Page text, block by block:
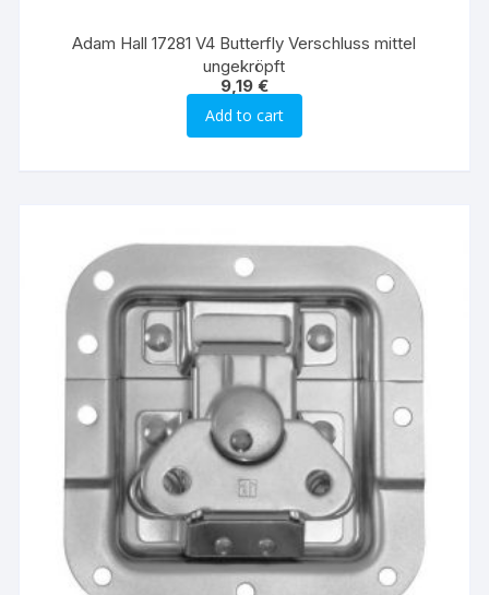
Adam Hall 17281 V4 Butterfly Verschluss mittel
ungekröpft
9,19 €
Add to cart